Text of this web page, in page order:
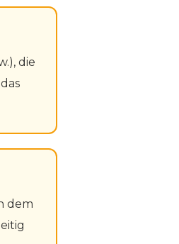
die
dem